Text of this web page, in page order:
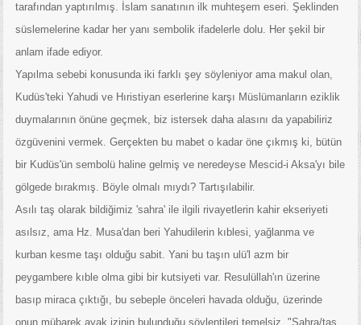
tarafından yaptırılmış. İslam sanatının ilk muhteşem eseri. Şeklinden
süslemelerine kadar her yanı sembolik ifadelerle dolu. Her şekil bir
anlam ifade ediyor.
Yapılma sebebi konusunda iki farklı şey söyleniyor ama makul olan,
Kudüs'teki Yahudi ve Hıristiyan eserlerine karşı Müslümanların eziklik
duymalarının önüne geçmek, biz istersek daha alasını da yapabiliriz
özgüvenini vermek. Gerçekten bu mabet o kadar öne çıkmış ki, bütün
bir Kudüs'ün sembolü haline gelmiş ve neredeyse Mescid-i Aksa'yı bile
gölgede bırakmış. Böyle olmalı mıydı? Tartışılabilir.
Asılı taş olarak bildiğimiz 'sahra' ile ilgili rivayetlerin kahir ekseriyeti
asılsız, ama Hz. Musa'dan beri Yahudilerin kıblesi, yağlanma ve
kurban kesme taşı olduğu sabit. Yani bu taşın ulü'l azm bir
peygambere kıble olma gibi bir kutsiyeti var. Resulüllah'ın üzerine
basıp miraca çıktığı, bu sebeple önceleri havada olduğu, üzerinde
onun mübarek ayak izinin bulunduğu söylentileri temelsiz. "Sahra/taş